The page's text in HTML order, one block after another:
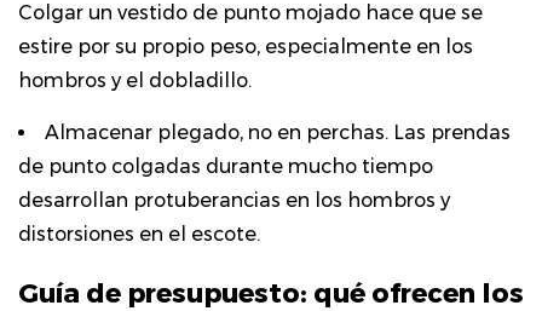
Colgar un vestido de punto mojado hace que se
estire por su propio peso, especialmente en los
hombros y el dobladillo.
Almacenar plegado, no en perchas. Las prendas
de punto colgadas durante mucho tiempo
desarrollan protuberancias en los hombros y
distorsiones en el escote.
Guía de presupuesto: qué ofrecen los